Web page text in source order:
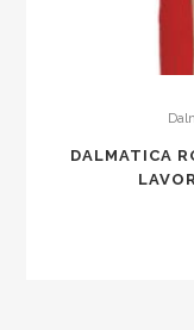
DALMATICA